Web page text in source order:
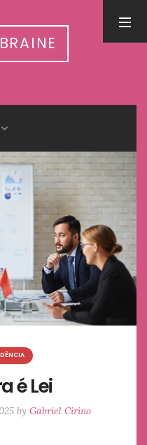
é Lei
by Gabriel Cirino
nacional conecta
benefícios científicos